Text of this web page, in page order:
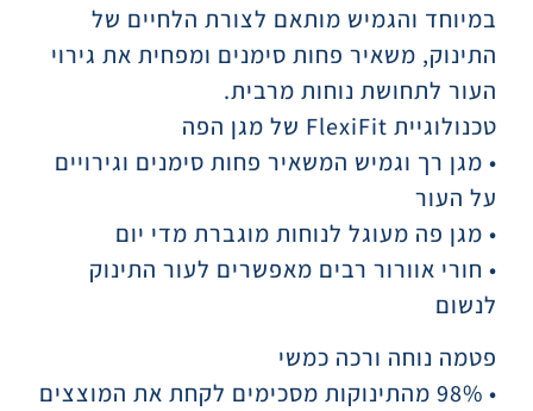
במיוחד והגמיש מותאם לצורת הלחיים של
התינוק, משאיר פחות סימנים ומפחית את גירוי
העור לתחושת נוחות מרבית.
טכנולוגיית FlexiFit של מגן הפה
• מגן רך וגמיש המשאיר פחות סימנים וגירויים
על העור
• מגן פה מעוגל לנוחות מוגברת מדי יום
• חורי אוורור רבים מאפשרים לעור התינוק
לנשום
פטמה נוחה ורכה כמשי
• 98% מהתינוקות מסכימים לקחת את המוצצים